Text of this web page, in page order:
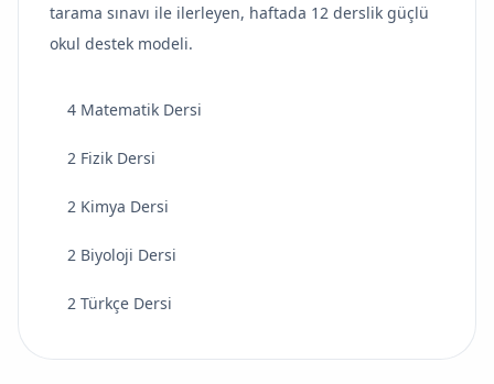
tarama sınavı ile ilerleyen, haftada 12 derslik güçlü
okul destek modeli.
4 Matematik Dersi
2 Fizik Dersi
2 Kimya Dersi
2 Biyoloji Dersi
2 Türkçe Dersi